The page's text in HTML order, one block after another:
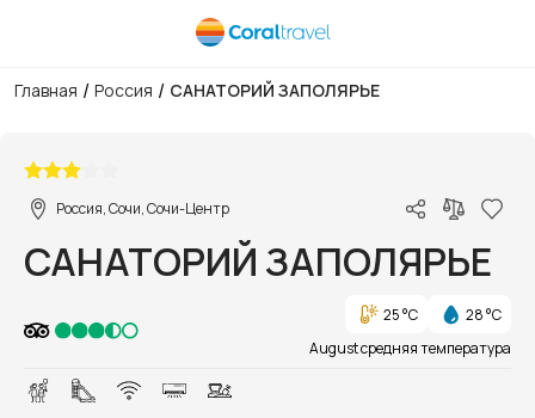
Главная / Россия / САНАТОРИЙ ЗАПОЛЯРЬЕ
Россия, Сочи, Сочи-Центр
САНАТОРИЙ ЗАПОЛЯРЬЕ
25 °C
28 °C
August средняя температура